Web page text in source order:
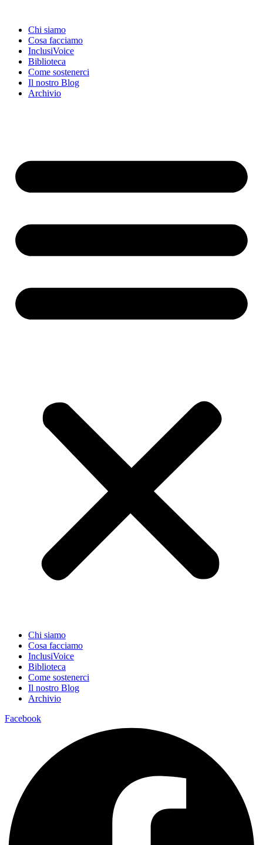
Chi siamo
Cosa facciamo
InclusiVoice
Biblioteca
Come sostenerci
Il nostro Blog
Archivio
Chi siamo
Cosa facciamo
InclusiVoice
Biblioteca
Come sostenerci
Il nostro Blog
Archivio
Facebook